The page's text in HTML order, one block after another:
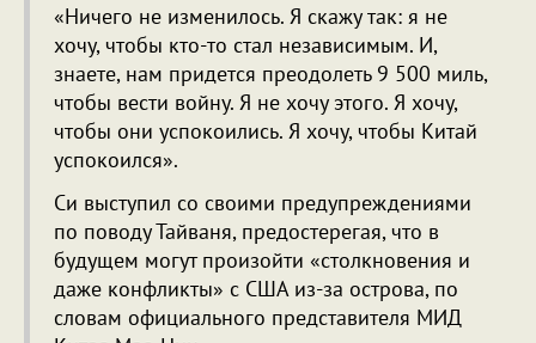
«Ничего не изменилось. Я скажу так: я не
хочу, чтобы кто-то стал независимым. И,
знаете, нам придется преодолеть 9 500 миль,
чтобы вести войну. Я не хочу этого. Я хочу,
чтобы они успокоились. Я хочу, чтобы Китай
успокоился».
Си выступил со своими предупреждениями
по поводу Тайваня, предостерегая, что в
будущем могут произойти «столкновения и
даже конфликты» с США из-за острова, по
словам официального представителя МИД